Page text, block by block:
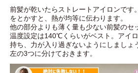
前髪が乾いたらストレートアイロンです
をとかすと、熱が均等に伝わります。
他の部分よりも薄く量も少ない前髪のセ
温度設定は140℃くらいがベスト。アイ
持ち、力が入り過ぎないようにしましょ
左の3つに分けておきます。